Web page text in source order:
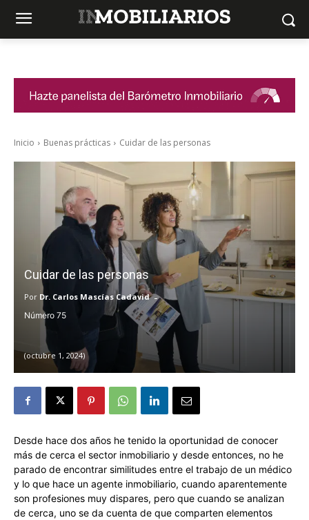
Inicio Buenas prácticas Cuidar de las personas
Cuidar de las personas
Por Dr. Carlos Mascías Cadavid -
75
octubre 1, 2024
Desde hace dos años he tenido la oportunidad de conocer
más de cerca el sector inmobiliario y desde entonces, no he
parado de encontrar similitudes entre el trabajo de un médico
y lo que hace un agente inmobiliario, cuando aparentemente
son profesiones muy dispares, pero que cuando se analizan
de cerca, uno se da cuenta de que comparten elementos